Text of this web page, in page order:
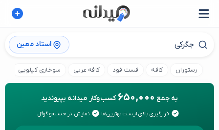
استاد معین
رستوران کافه فست فود کافه عربی سوخاری کیلویی
به جمع 650,000 کسب‌وکار میدانه بپیوندید
قرارگیری بالای لیست بهترین‌ها نمایش در جستجو گوگل